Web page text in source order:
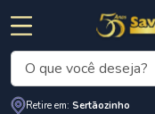
O que você deseja?
Retire em: Sertãozinho
Termos mais